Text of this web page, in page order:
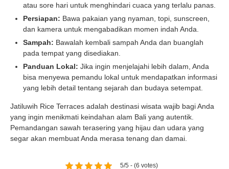
atau sore hari untuk menghindari cuaca yang terlalu panas.
Persiapan: Bawa pakaian yang nyaman, topi, sunscreen,
dan kamera untuk mengabadikan momen indah Anda.
Sampah: Bawalah kembali sampah Anda dan buanglah
pada tempat yang disediakan.
Panduan Lokal: Jika ingin menjelajahi lebih dalam, Anda
bisa menyewa pemandu lokal untuk mendapatkan informasi
yang lebih detail tentang sejarah dan budaya setempat.
Jatiluwih Rice Terraces adalah destinasi wisata wajib bagi Anda
yang ingin menikmati keindahan alam Bali yang autentik.
Pemandangan sawah terasering yang hijau dan udara yang
segar akan membuat Anda merasa tenang dan damai.
5/5 - (6 votes)
Book via WhatsApp
Pilih Mobil*